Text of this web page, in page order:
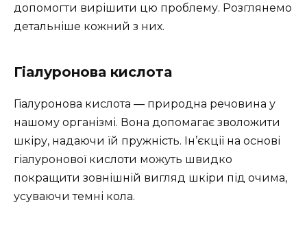
допомогти вирішити цю проблему. Розглянемо
детальніше кожний з них.
Гіалуронова кислота
Гіалуронова кислота — природна речовина у
нашому організмі. Вона допомагає зволожити
шкіру, надаючи їй пружність. Ін’єкції на основі
гіалуронової кислоти можуть швидко
покращити зовнішній вигляд шкіри під очима,
усуваючи темні кола.